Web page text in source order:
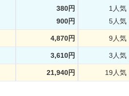
380円
1人気
900円 5人気
4,870円 9人気
3,610円 3人気
21,940円 19人気